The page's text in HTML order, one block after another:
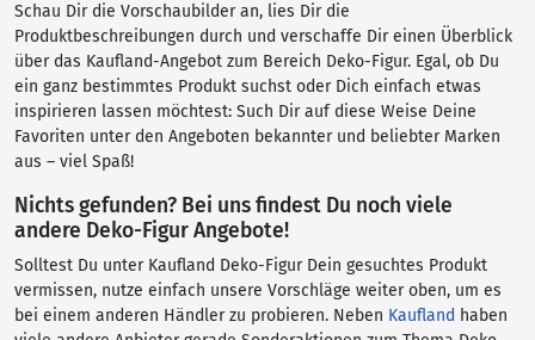
Schau Dir die Vorschaubilder an, lies Dir die
Produktbeschreibungen durch und verschaffe Dir einen Überblick
über das Kaufland-Angebot zum Bereich Deko-Figur. Egal, ob Du
ein ganz bestimmtes Produkt suchst oder Dich einfach etwas
inspirieren lassen möchtest: Such Dir auf diese Weise Deine
Favoriten unter den Angeboten bekannter und beliebter Marken
aus – viel Spaß!
Nichts gefunden? Bei uns findest Du noch viele
andere Deko-Figur Angebote!
Solltest Du unter Kaufland Deko-Figur Dein gesuchtes Produkt
vermissen, nutze einfach unsere Vorschläge weiter oben, um es
bei einem anderen Händler zu probieren. Neben Kaufland haben